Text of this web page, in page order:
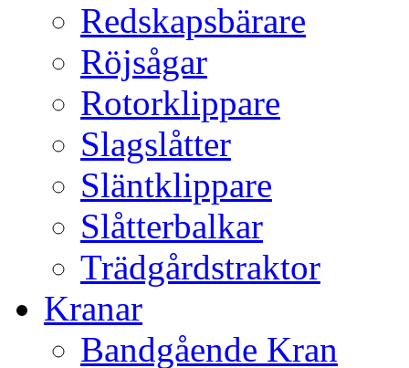
Redskapsbärare
Röjsågar
Rotorklippare
Slagslåtter
Släntklippare
Slåtterbalkar
Trädgårdstraktor
Kranar
Bandgående Kran